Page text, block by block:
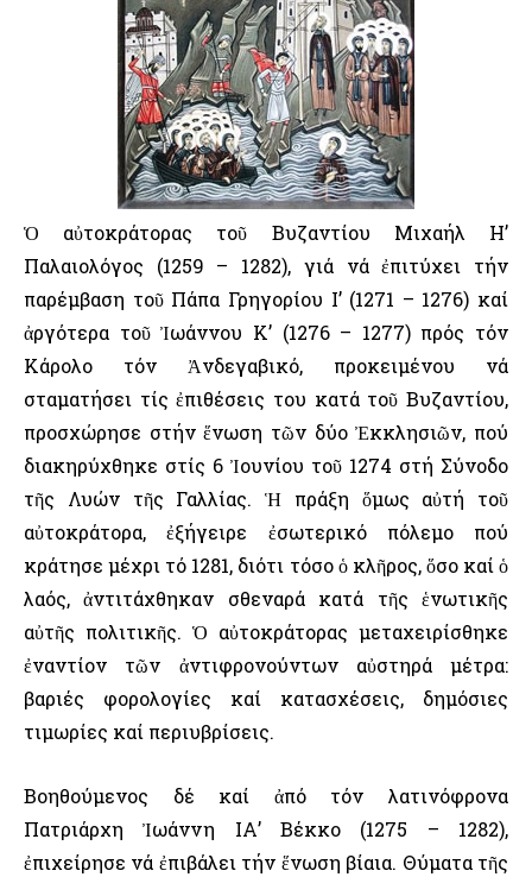
Ὁ αὐτοκράτορας τοῦ Βυζαντίου Μιχαήλ Η’
Παλαιολόγος (1259 – 1282), γιά νά ἐπιτύχει τήν
παρέμβαση τοῦ Πάπα Γρηγορίου Ι’ (1271 – 1276) καί
ἀργότερα τοῦ Ἰωάννου Κ’ (1276 – 1277) πρός τόν
Κάρολο τόν Ἀνδεγαβικό, προκειμένου νά
σταματήσει τίς ἐπιθέσεις του κατά τοῦ Βυζαντίου,
προσχώρησε στήν ἕνωση τῶν δύο Ἐκκλησιῶν, πού
διακηρύχθηκε στίς 6 Ἰουνίου τοῦ 1274 στή Σύνοδο
τῆς Λυών τῆς Γαλλίας. Ἡ πράξη ὅμως αὐτή τοῦ
αὐτοκράτορα, ἐξήγειρε ἐσωτερικό πόλεμο πού
κράτησε μέχρι τό 1281, διότι τόσο ὁ κλῆρος, ὅσο καί ὁ
λαός, ἀντιτάχθηκαν σθεναρά κατά τῆς ἑνωτικῆς
αὐτῆς πολιτικῆς. Ὁ αὐτοκράτορας μεταχειρίσθηκε
ἐναντίον τῶν ἀντιφρονούντων αὐστηρά μέτρα:
βαριές φορολογίες καί κατασχέσεις, δημόσιες
τιμωρίες καί περιυβρίσεις.
Βοηθούμενος δέ καί ἀπό τόν λατινόφρονα
Πατριάρχη Ἰωάννη ΙΑ’ Βέκκο (1275 – 1282),
ἐπιχείρησε νά ἐπιβάλει τήν ἕνωση βίαια. Θύματα τῆς